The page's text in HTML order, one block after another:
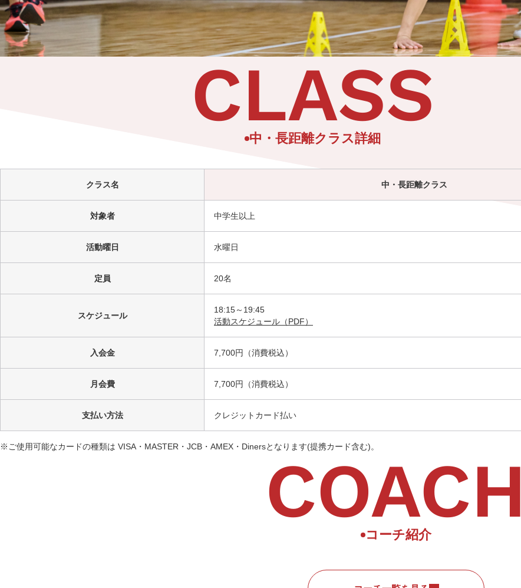
CLASS
中・長距離クラス詳細
クラス名 中・長距離クラス
対象者 中学生以上
活動曜日 水曜日
定員 20名
スケジュール
18:15～19:45
活動スケジュール（PDF）
入会金 7,700円（消費税込）
月会費 7,700円（消費税込）
支払い方法 クレジットカード払い
※ご使用可能なカードの種類は VISA・MASTER・JCB・AMEX・Dinersとなります(提携カード含む)。COACH
コーチ紹介